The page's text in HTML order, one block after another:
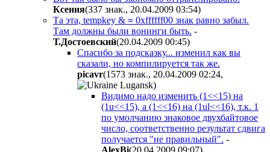
Ксения(337 знак., 20.04.2009 03:54)
Та эта, tempkey & = 0xffffff00 знак равно забыл.
Там должны были вонинги быть. -
Т.Достоевский(20.04.2009 00:45)
Спасибо за подсказку... изменил как вы
сказали, но компилируется так же.
picavr(1573 знак., 20.04.2009 02:24,
)
Видимо надо изменить (1<<15) на
(1u<<15), а (1<<16) на (1ul<<16), т.к. 1
по умолчанию знаковое двухбайтовое
число, соответственно результат сдвига
получается "не правильный". -
AlexBi(20.04.2009 09:07)